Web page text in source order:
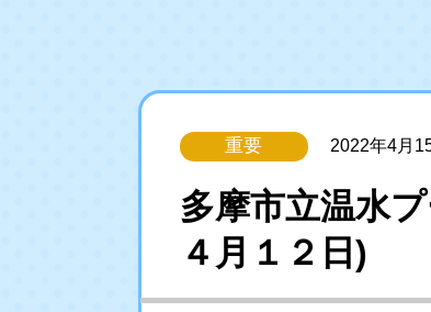
重要 2022年4月
多摩市立温水
４月１２日)